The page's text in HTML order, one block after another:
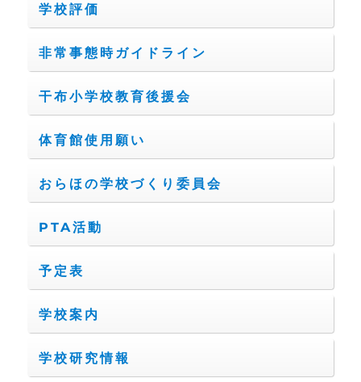
学校評価
非常事態時ガイドライン
干布小学校教育後援会
体育館使用願い
おらほの学校づくり委員会
PTA活動
予定表
学校案内
学校研究情報